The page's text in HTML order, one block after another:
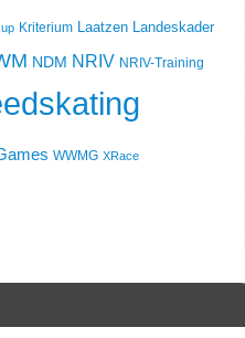
Kriterium Laatzen Landeskader
NDM NRIV NRIV-Training
WWMG XRace